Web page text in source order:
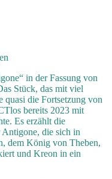
in der Fassung von
Stück, das mit viel
die Fortsetzung von
bereits 2023 mit
Es erzählt die
Antigone, die sich in
dem König von Theben,
und Kreon in ein